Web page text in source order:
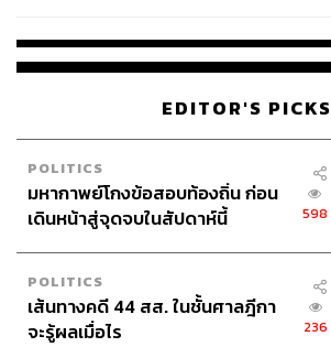
EDITOR'S PICKS
POLITICS
มหากาพย์โกงข้อสอบท้องถิ่น ก่อน
เดินหน้าสู่จุดจบในสัปดาห์นี้
598
POLITICS
เส้นทางคดี 44 สส. ในชั้นศาลฎีกา
จะรู้ผลเมื่อไร
236